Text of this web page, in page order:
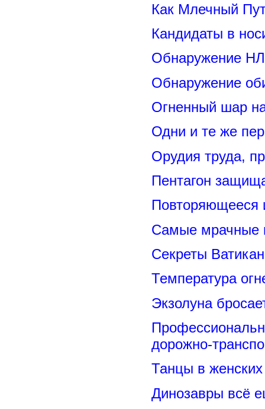
Как Млечный
Кандидаты в
Обнаружение
Обнаружение
Огненный шар
Одни и те же
Орудия труда,
Пентагон
Повторяющееся
Самые мрачные
Секреты
Температура
Экзолуна
дорожно-
Танцы в женских
Динозавры всё